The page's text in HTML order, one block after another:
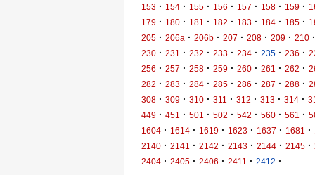
153 · 154 · 155 · 156 · 157 · 158 · 159 ·
179 · 180 · 181 · 182 · 183 · 184 · 185 ·
205 · 206a · 206b · 207 · 208 · 209 · 210 ·
230 · 231 · 232 · 233 · 234 · 235 · 236 ·
256 · 257 · 258 · 259 · 260 · 261 · 262 ·
282 · 283 · 284 · 285 · 286 · 287 · 288 ·
308 · 309 · 310 · 311 · 312 · 313 · 314 ·
449 · 451 · 501 · 502 · 542 · 560 · 561 ·
1604 · 1614 · 1619 · 1623 · 1637 · 1681 ·
2140 · 2141 · 2142 · 2143 · 2144 · 2145 ·
2404 · 2405 · 2406 · 2411 · 2412 ·